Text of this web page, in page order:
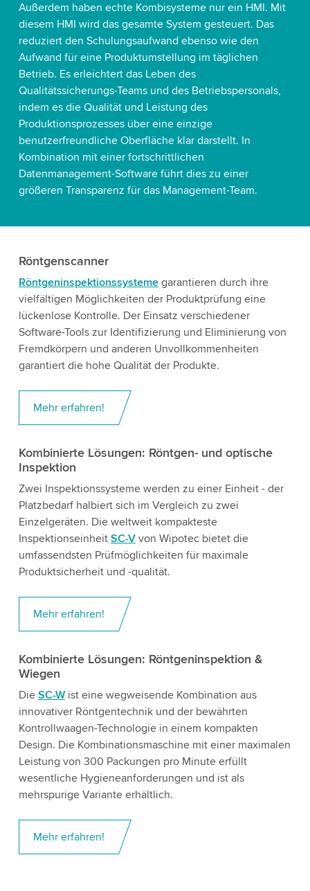
Außerdem haben echte Kombisysteme nur ein HMI. Mit
diesem HMI wird das gesamte System gesteuert. Das
reduziert den Schulungsaufwand ebenso wie den
Aufwand für eine Produktumstellung im täglichen
Betrieb. Es erleichtert das Leben des
Qualitätssicherungs-Teams und des Betriebspersonals,
indem es die Qualität und Leistung des
Produktionsprozesses über eine einzige
benutzerfreundliche Oberfläche klar darstellt. In
Kombination mit einer fortschrittlichen
Datenmanagement-Software führt dies zu einer
größeren Transparenz für das Management-Team.
Röntgenscanner
Röntgeninspektionssystemegarantieren durch ihre
vielfältigen Möglichkeiten der Produktprüfung eine
lückenlose Kontrolle. Der Einsatz verschiedener
Software-Tools zur Identifizierung und Eliminierung von
Fremdkörpern und anderen Unvollkommenheiten
garantiert die hohe Qualität der Produkte.
Mehr erfahren!
Kombinierte Lösungen: Röntgen- und optische
Inspektion
Zwei Inspektionssysteme werden zu einer Einheit - der
Platzbedarf halbiert sich im Vergleich zu zwei
Einzelgeräten. Die weltweit kompakteste
Inspektionseinheit SC-Vvon Wipotec bietet die
umfassendsten Prüfmöglichkeiten für maximale
Produktsicherheit und -qualität.
Mehr erfahren!
Kombinierte Lösungen: Röntgeninspektion &
Wiegen
Die SC-Wist eine wegweisende Kombination aus
innovativer Röntgentechnik und der bewährten
Kontrollwaagen-Technologie in einem kompakten
Design. Die Kombinationsmaschine mit einer maximalen
Leistung von 300 Packungen pro Minute erfüllt
wesentliche Hygieneanforderungen und ist als
mehrspurige Variante erhältlich.
Mehr erfahren!